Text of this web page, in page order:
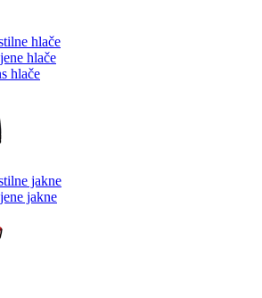
hlače
hlače
hlače
jakne
jakne